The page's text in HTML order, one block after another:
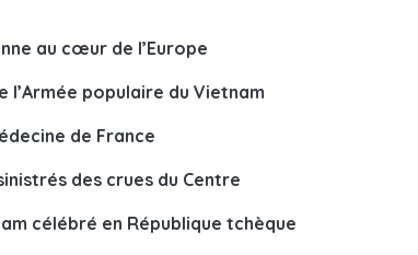
au cœur de l’Europe
populaire du Vietnam
de France
des crues du Centre
célébré en République tchèque